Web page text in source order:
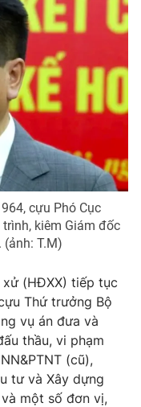
cựu Phó Cục
kiêm Giám đốc
(ảnh: T.M)
(HĐXX) tiếp tục
Thứ trưởng Bộ
vụ án đưa và
thầu, vi phạm
(cũ),
tư và Xây dựng
một số đơn vị,